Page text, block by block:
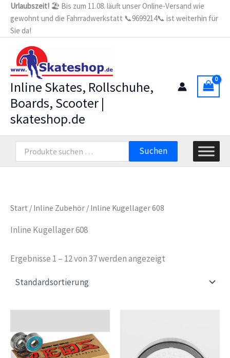
Zum
Inhalt
springen
Urlaubszeit! 🏖️ Bis zum 11.08. läuft unser Online-Versand wie
gewohnt und die Fahrradwerkstatt 📞9699214📞 ist weiterhin für
Sie da!
Inline Skates, Rollschuhe,
Boards, Scooter |
skateshop.de
nach:
Suchen
Start / Inline Zubehör / Inline Kugellager 608
Inline Kugellager 608
Ergebnisse 1 – 12 von 37 werden angezeigt